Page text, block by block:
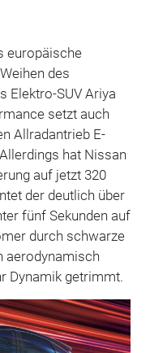
europäische
des
Elektro-SUV Ariya
setzt auch
Allradantrieb E-
hat Nissan
auf jetzt 320
der deutlich über
fünf Sekunden auf
durch schwarze
aerodynamisch
Dynamik getrimmt.